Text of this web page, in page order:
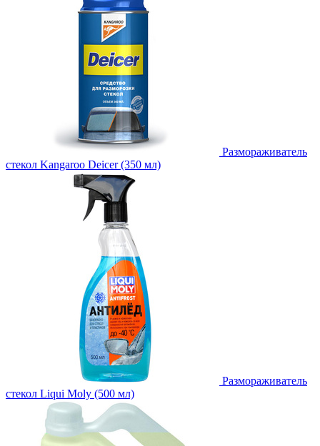
Размораживатель
стекол Kangaroo Deicer (350 мл)
Размораживатель
стекол Liqui Moly (500 мл)